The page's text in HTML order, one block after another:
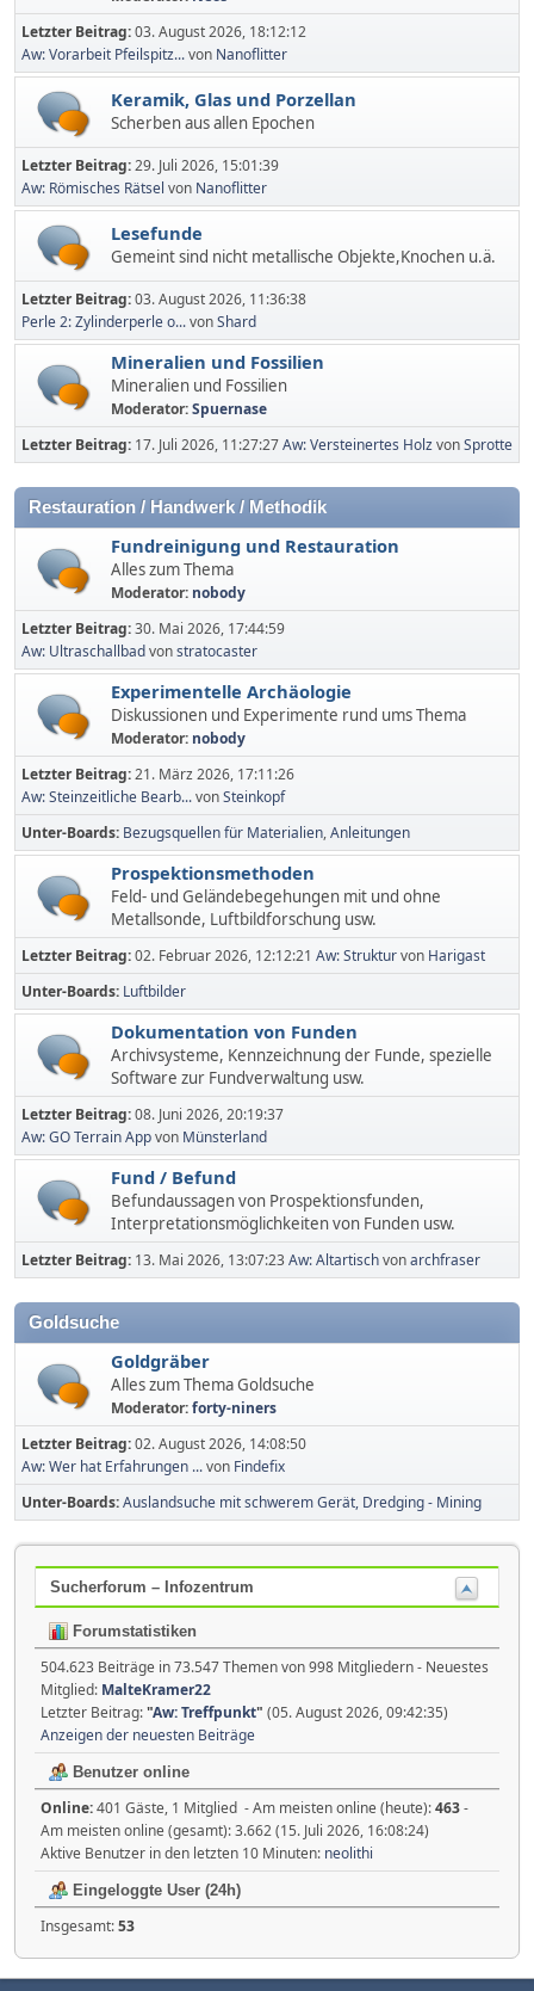
Letzter Beitrag:03. August 2026, 18:12:12
Aw: Vorarbeit Pfeilspitz...von Nanoflitter
Keramik, Glas und Porzellan
Scherben aus allen Epochen
Letzter Beitrag:29. Juli 2026, 15:01:39
Aw: Römisches Rätsel von Nanoflitter
Lesefunde
Gemeint sind nicht metallische Objekte,Knochen u.ä.
Letzter Beitrag:03. August 2026, 11:36:38
Perle 2: Zylinderperle o...vonShard
Mineralien und Fossilien
Mineralien und Fossilien
Moderator:Spuernase
Letzter Beitrag: 17. Juli 2026, 11:27:27Aw: Versteinertes HolzvonSprotte
Restauration / Handwerk / Methodik
Fundreinigung und Restauration
Alles zum Thema
Moderator: nobody
Letzter Beitrag:30. Mai 2026, 17:44:59
Aw: Ultraschallbadvonstratocaster
Experimentelle Archäologie
Diskussionen und Experimente rund ums Thema
Moderator: nobody
Letzter Beitrag:21. März 2026, 17:11:26
Aw: Steinzeitliche Bearb...vonSteinkopf
Unter-Boards Bezugsquellen für Materialien Anleitungen
Prospektionsmethoden
Feld- und Geländebegehungen mit und ohne
Metallsonde, Luftbildforschung usw.
Letzter Beitrag:02. Februar 2026, 12:12:21 Aw: Strukturvon Harigast
Unter-Boards Luftbilder
Dokumentation von Funden
Archivsysteme, Kennzeichnung der Funde, spezielle
Software zur Fundverwaltung usw.
Letzter Beitrag:08. Juni 2026, 20:19:37
Aw: GO Terrain Appvon Münsterland
Fund / Befund
Befundaussagen von Prospektionsfunden,
Interpretationsmöglichkeiten von Funden usw.
Letzter Beitrag: 13. Mai 2026, 13:07:23Aw: Altartischvonarchfraser
Goldsuche
Goldgräber
Alles zum Thema Goldsuche
Moderator:forty-niners
Letzter Beitrag:02. August 2026, 14:08:50
Aw: Wer hat Erfahrungen ...von Findefix
Unter-Boards Auslandsuche mit schwerem Gerät, Dredging - Mining
Sucherforum – Infozentrum
Forumstatistiken
504.623 Beiträge in 73.547 Themen von 998 Mitgliedern - Neuestes
Mitglied: MalteKramer22
Letzter Beitrag:"Aw: Treffpunkt" (05. August 2026, 09:42:35)
Anzeigen der neuesten Beiträge
Benutzer online
Online:401 Gäste, 1 Mitglied - Am meisten online (heute):463-
Am meisten online (gesamt): 3.662 (15. Juli 2026, 16:08:24)
Aktive Benutzer in den letzten 10 Minuten: neolithi
Eingeloggte User (24h)
Insgesamt:53